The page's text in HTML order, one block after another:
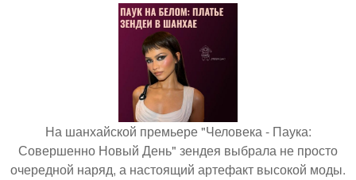
На шанхайской премьере "Человека - Паука:
Совершенно Новый День" зендея выбрала не просто
очередной наряд, а настоящий артефакт высокой моды.